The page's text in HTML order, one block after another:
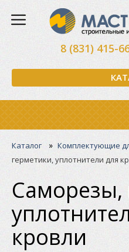
8 (831) 415-
Каталог» Комплектующие
герметики, уплотнители для
Саморезы,
кровли